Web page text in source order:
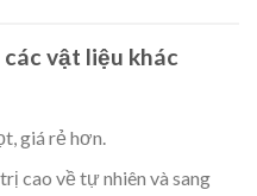
vật liệu khác
giá rẻ hơn.
cao về tự nhiên và sang